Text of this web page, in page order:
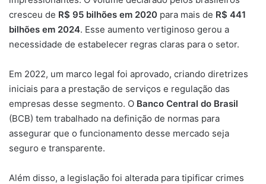
cresceu de R$ 95 bilhões em 2020 para mais de R$ 441
bilhões em 2024. Esse aumento vertiginoso gerou a
necessidade de estabelecer regras claras para o setor.
Em 2022, um marco legal foi aprovado, criando diretrizes
iniciais para a prestação de serviços e regulação das
empresas desse segmento. O Banco Central do Brasil
(BCB) tem trabalhado na definição de normas para
assegurar que o funcionamento desse mercado seja
seguro e transparente.
Além disso, a legislação foi alterada para tipificar crimes